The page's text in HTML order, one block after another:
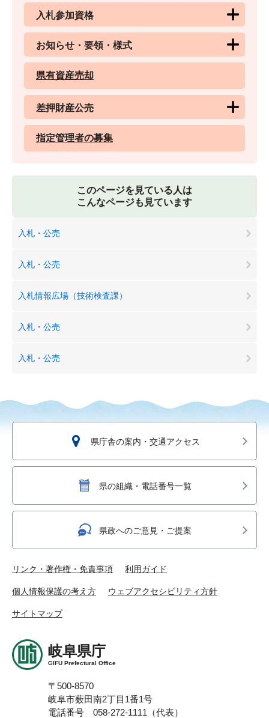
入札参加資格
お知らせ・要領・様式
県有資産売却
差押財産公売
指定管理者の募集
このページを見ている人は
こんなページも見ています
入札・公売
入札・公売
入札情報広場（技術検査課）
入札・公売
入札・公売
県庁舎の案内・交通アクセス
県の組織・電話番号一覧
県政へのご意見・ご提案
リンク・著作権・免責事項 利用ガイド
個人情報保護の考え方 ウェブアクセシビリティ方針
サイトマップ
岐阜県庁
GIFU Prefectural Office
〒500-8570
岐阜市薮田南2丁目1番1号
電話番号 058-272-1111（代表）